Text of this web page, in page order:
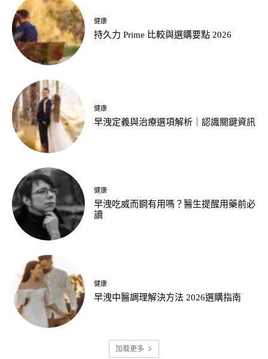
健康
持久力 Prime 比較與選購要點 2026
健康
早洩定義與治療選項解析｜認識關鍵資訊
健康
早洩吃威而鋼有用嗎？醫生提醒用藥前必
讀
健康
早洩中醫調理解決方法 2026選購指南
加载更多